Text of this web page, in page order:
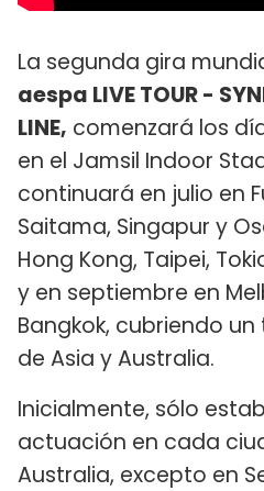
La segunda gira
aespa LIVE TOUR -
LINE, comenzará los
en el Jamsil Indoor
continuará en julio en
Saitama, Singapur y
Hong Kong, Taipei,
y en septiembre en
Bangkok, cubriendo
de Asia y Australia.
Inicialmente, sólo
actuación en cada
Australia, excepto en